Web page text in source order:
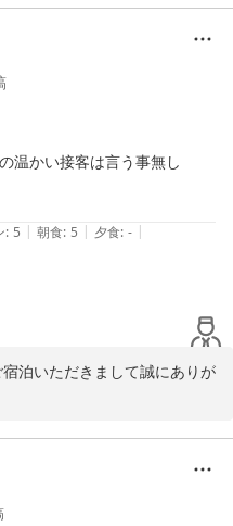
温かい接客は言う事無し
: 5 | 朝食: 5 | 夕食: - |
泊いただきまして誠にありが
様お一人お一人にご満足いた
」と思っていただけるような